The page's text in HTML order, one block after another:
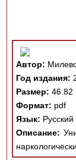
Автор:
Год издания:
Размер:
Формат: pdf
Язык: Русский
Описание: